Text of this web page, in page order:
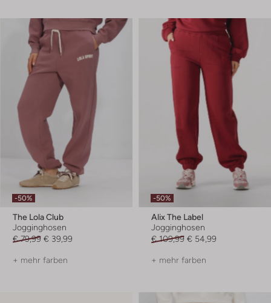
-50%
The Lola Club
Jogginghosen
€ 79,99 € 39,99
+ mehr farben
-50%
Alix The Label
Jogginghosen
€ 109,99 € 54,99
+ mehr farben